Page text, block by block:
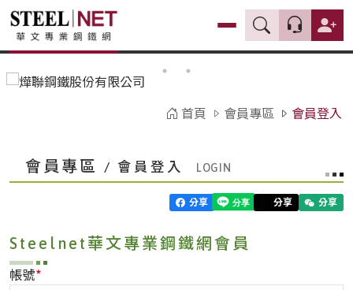
首頁 會員專區 會員登入
會員專區 / 會員登入
分享 分享 分享
Steelnet華文專業鋼鐵網會員
帳號*